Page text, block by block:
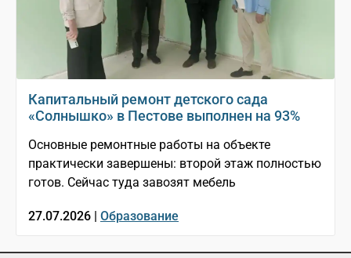
Капитальный ремонт детского сада
«Солнышко» в Пестове выполнен на 93%
Основные ремонтные работы на объекте
практически завершены: второй этаж полностью
готов. Сейчас туда завозят мебель
27.07.2026 | Образование